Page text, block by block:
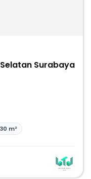
Surabaya
m²